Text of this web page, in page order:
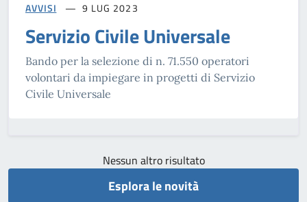
AVVISI 9 LUG 2023
Servizio Civile Universale
Bando per la selezione di n. 71.550 operatori
volontari da impiegare in progetti di Servizio
Civile Universale
Nessun altro risultato
Esplora le novità